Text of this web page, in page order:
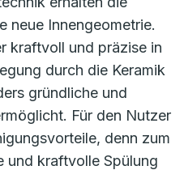
neue Innengeometrie.
kraftvoll und präzise in
durch die Keramik
gründliche und
Für den Nutzer
denn zum
und kraftvolle Spülung